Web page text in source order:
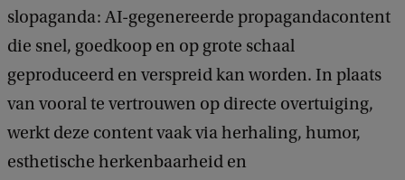
slopaganda: AI-gegenereerde propagandacontent
die snel, goedkoop en op grote schaal
geproduceerd en verspreid kan worden. In plaats
van vooral te vertrouwen op directe overtuiging,
werkt deze content vaak via herhaling, humor,
esthetische herkenbaarheid en